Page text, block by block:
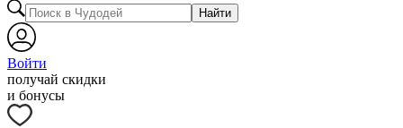
Найти
Войти
получай скидки
и бонусы